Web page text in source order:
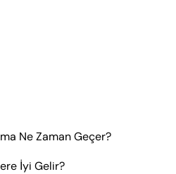
Ne Zaman Geçer?
İyi Gelir?